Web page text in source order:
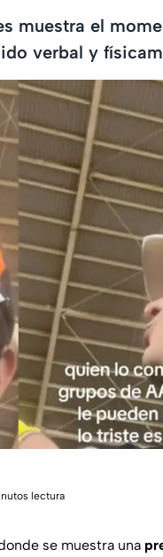
muestra el
verbal y
lectura
se muestra una